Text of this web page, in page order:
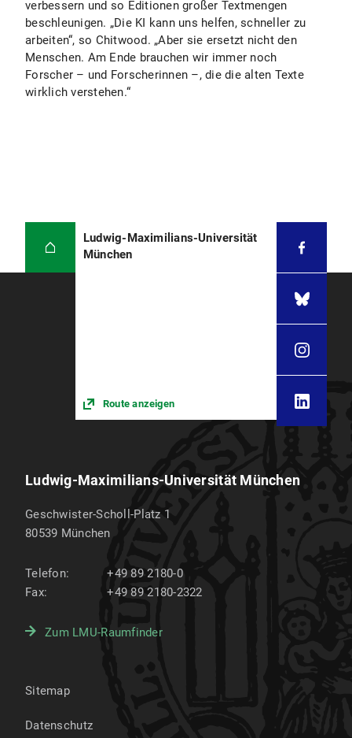
verbessern und so Editionen großer Textmengen
beschleunigen. „Die KI kann uns helfen, schneller zu
arbeiten“, so Chitwood. „Aber sie ersetzt nicht den
Menschen. Am Ende brauchen wir immer noch
Forscher – und Forscherinnen –, die die alten Texte
wirklich verstehen.“
Ludwig-Maximilians-Universität
München
Route anzeigen
Ludwig-Maximilians-Universität München
Geschwister-Scholl-Platz 1
80539 München
Telefon:
+49 89 2180-0
Fax:
+49 89 2180-2322
Zum LMU-Raumfinder
Sitemap
Datenschutz